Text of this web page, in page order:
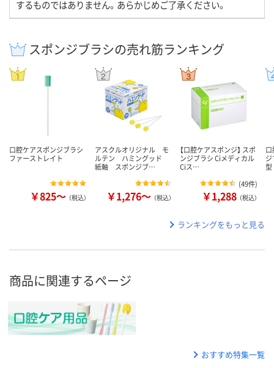
するものではありません。あらかじめご了承ください。
スポンジブラシの売れ筋ランキング
口腔ケアスポンジブラシ
ファーストレイト
￥825～ （税込）
アスクルオリジナル モ
ルテン ハミングッド
紙軸 スポンジブ…
￥1,276～ （税込）
【口腔ケアスポンジ】 スポ
ンジブラシ Ciメディカル
Ciス…
(49件)
￥1,288 （税込）
ランキングをもっと見る
商品に関連するページ
おすすめ特集一覧